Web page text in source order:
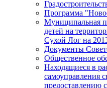
Программа
Муниципальная
детей на
Сухой Лог на
Документы
Общественное
Находящиеся в
самоуправления
предоставлению